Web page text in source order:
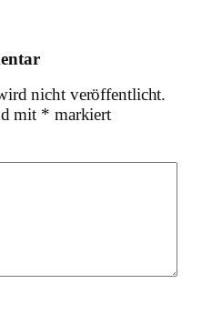
nicht veröffentlicht.
mit * markiert